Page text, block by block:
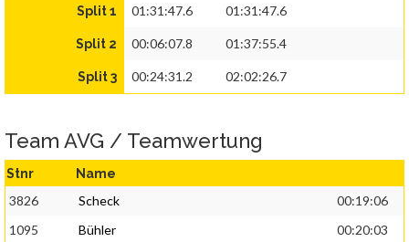
Split 1 01:31:47.6 01:31:47.6
Split 2 00:06:07.8 01:37:55.4
Split 3 00:24:31.2 02:02:26.7
Team AVG / Teamwertung
Stnr Name
3826 Scheck
00:19:06
1095
Bühler
00:20:03